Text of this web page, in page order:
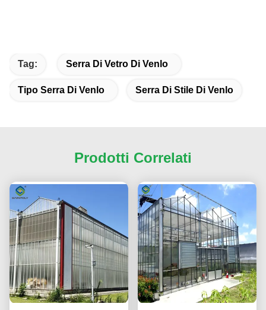
Tag: Serra Di Vetro Di Venlo
Tipo Serra Di Venlo Serra Di Stile Di Venlo
Prodotti Correlati